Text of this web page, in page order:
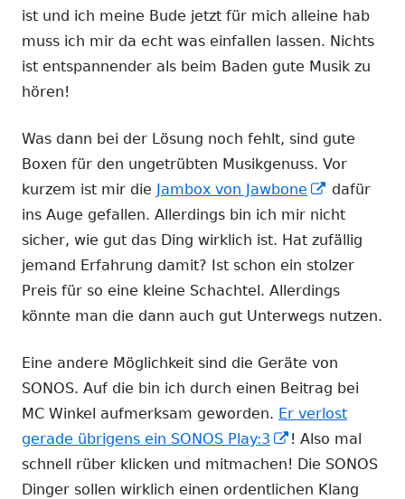
ist und ich meine Bude jetzt für mich alleine hab
muss ich mir da echt was einfallen lassen. Nichts
ist entspannender als beim Baden gute Musik zu
hören!
Was dann bei der Lösung noch fehlt, sind gute
Boxen für den ungetrübten Musikgenuss. Vor
kurzem ist mir die Jambox von Jawbone
In
neuem
Fenster
öffnen
dafür
ins Auge gefallen. Allerdings bin ich mir nicht
sicher, wie gut das Ding wirklich ist. Hat zufällig
jemand Erfahrung damit? Ist schon ein stolzer
Preis für so eine kleine Schachtel. Allerdings
könnte man die dann auch gut Unterwegs nutzen.
Eine andere Möglichkeit sind die Geräte von
SONOS. Auf die bin ich durch einen Beitrag bei
MC Winkel aufmerksam geworden. Er verlost
gerade übrigens ein SONOS Play:3
In
neuem
Fenster
! Also mal
schnell rüber klicken und mitmachen! Die SONOS
Dinger sollen wirklich einen ordentlichen Klang